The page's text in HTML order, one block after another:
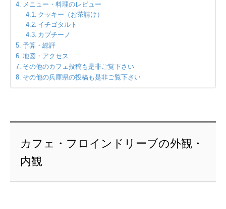
メニュー・料理のレビュー
クッキー（お茶請け）
イチゴタルト
カプチーノ
予算・総評
地図・アクセス
その他のカフェ投稿も是非ご覧下さい
その他の兵庫県の投稿も是非ご覧下さい
カフェ・フロインドリーブの外観・
内観